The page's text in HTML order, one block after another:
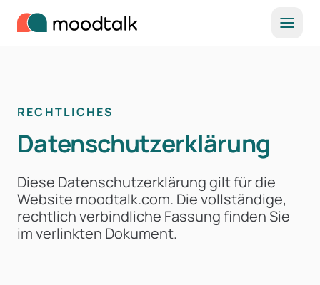
RECHTLICHES
Datenschutzerklärung
Diese Datenschutzerklärung gilt für die
Website moodtalk.com. Die vollständige,
rechtlich verbindliche Fassung finden Sie
im verlinkten Dokument.